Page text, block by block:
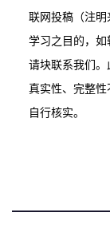
联网投稿（注
学习之目的，如
请块联系我们
真实性、完整